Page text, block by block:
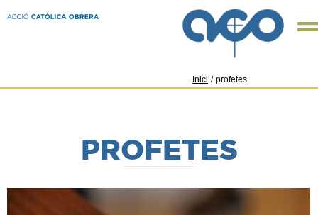
Inici / profetes
PROFETES